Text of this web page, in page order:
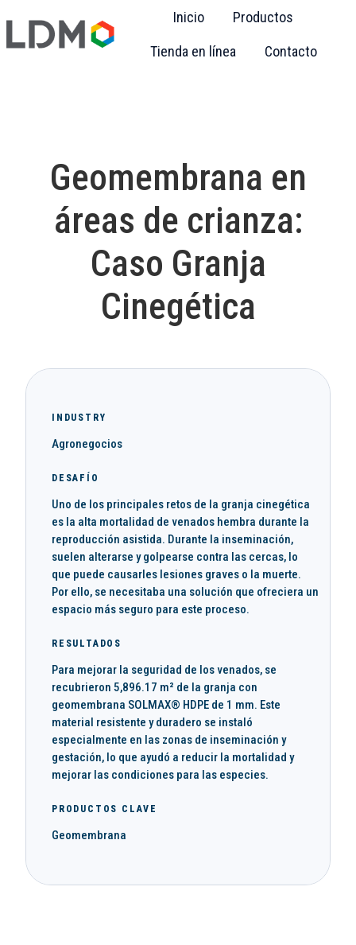
Inicio Productos
Tienda en línea Contacto
Geomembrana en
áreas de crianza:
Caso Granja
Cinegética
INDUSTRY
Agronegocios
DESAFÍO
Uno de los principales retos de la granja cinegética
es la alta mortalidad de venados hembra durante la
reproducción asistida. Durante la inseminación,
suelen alterarse y golpearse contra las cercas, lo
que puede causarles lesiones graves o la muerte.
Por ello, se necesitaba una solución que ofreciera un
espacio más seguro para este proceso.
RESULTADOS
Para mejorar la seguridad de los venados, se
recubrieron 5,896.17 m² de la granja con
geomembrana SOLMAX® HDPE de 1 mm. Este
material resistente y duradero se instaló
especialmente en las zonas de inseminación y
gestación, lo que ayudó a reducir la mortalidad y
mejorar las condiciones para las especies.
PRODUCTOS CLAVE
Geomembrana